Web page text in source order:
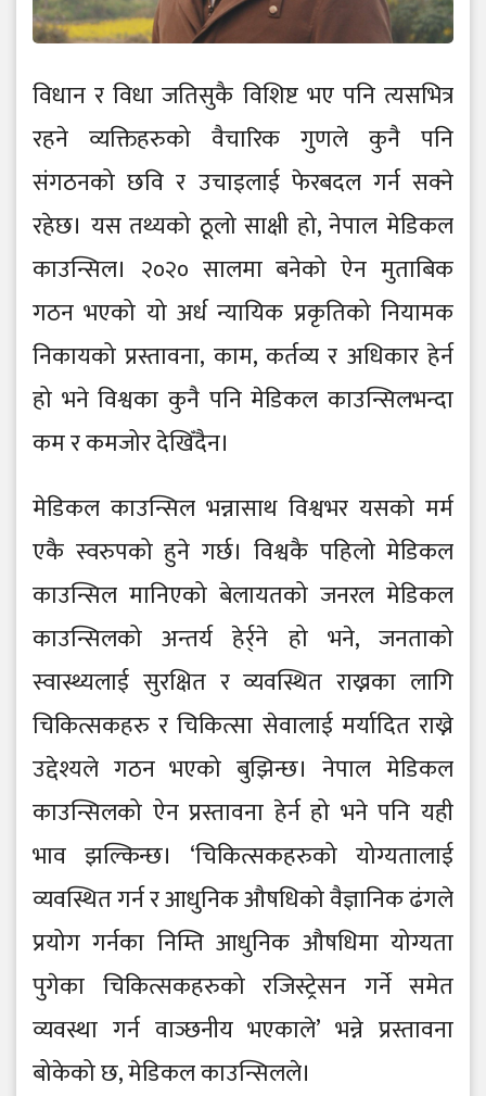
विधान र विधा जतिसुकै विशिष्ट भए पनि त्यसभित्र
रहने व्यक्तिहरुको वैचारिक गुणले कुनै पनि
संगठनको छवि र उचाइलाई फेरबदल गर्न सक्ने
रहेछ। यस तथ्यको ठूलो साक्षी हो, नेपाल मेडिकल
काउन्सिल। २०२० सालमा बनेको ऐन मुताबिक
गठन भएको यो अर्ध न्यायिक प्रकृतिको नियामक
निकायको प्रस्तावना, काम, कर्तव्य र अधिकार हेर्न
हो भने विश्वका कुनै पनि मेडिकल काउन्सिलभन्दा
कम र कमजोर देखिँदैन।
मेडिकल काउन्सिल भन्नासाथ विश्वभर यसको मर्म
एकै स्वरुपको हुने गर्छ। विश्वकै पहिलो मेडिकल
काउन्सिल मानिएको बेलायतको जनरल मेडिकल
काउन्सिलको अन्तर्य हेर्र्ने हो भने, जनताको
स्वास्थ्यलाई सुरक्षित र व्यवस्थित राख्नका लागि
चिकित्सकहरु र चिकित्सा सेवालाई मर्यादित राख्ने
उद्देश्यले गठन भएको बुझिन्छ। नेपाल मेडिकल
काउन्सिलको ऐन प्रस्तावना हेर्न हो भने पनि यही
भाव झल्किन्छ। ‘चिकित्सकहरुको योग्यतालाई
व्यवस्थित गर्न र आधुनिक औषधिको वैज्ञानिक ढंगले
प्रयोग गर्नका निम्ति आधुनिक औषधिमा योग्यता
पुगेका चिकित्सकहरुको रजिस्ट्रेसन गर्ने समेत
व्यवस्था गर्न वाञ्छनीय भएकाले’ भन्ने प्रस्तावना
बोकेको छ, मेडिकल काउन्सिलले।